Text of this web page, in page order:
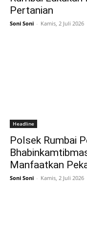
Pertanian
Soni Soni - Kamis, 2 Juli 2026
Headline
Polsek Rumbai
Manfaatkan
Soni Soni - Kamis, 2 Juli 2026